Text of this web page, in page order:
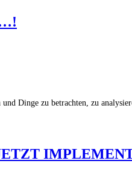
…!
Dinge zu betrachten, zu